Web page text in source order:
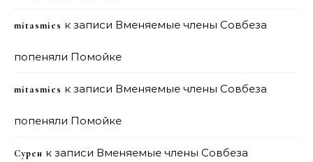
mitasmies к записи Вменяемые члены Совбеза
попеняли Помойке
mitasmies к записи Вменяемые члены Совбеза
попеняли Помойке
Сурен к записи Вменяемые члены Совбеза